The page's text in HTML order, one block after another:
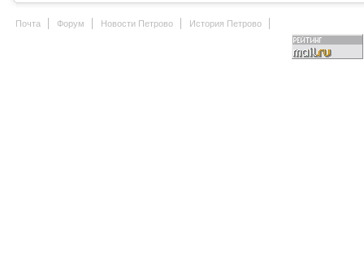
Почта Форум Новости Петрово История Петрово